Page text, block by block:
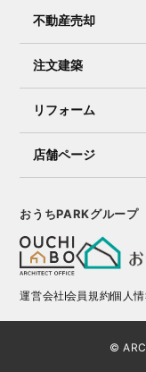
不動産売却
注文建築
リフォーム
店舗ページ
おうちPARKグループ
運営会社会員規約個人
©